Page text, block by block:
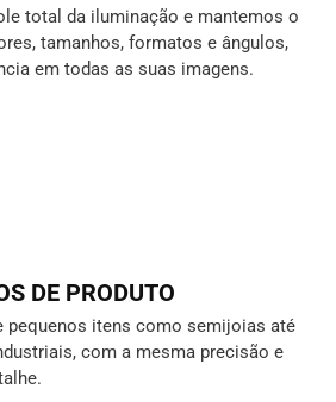
total da iluminação e mantemos o
tamanhos, formatos e ângulos,
em todas as suas imagens.
DE PRODUTO
pequenos itens como semijoias até
com a mesma precisão e